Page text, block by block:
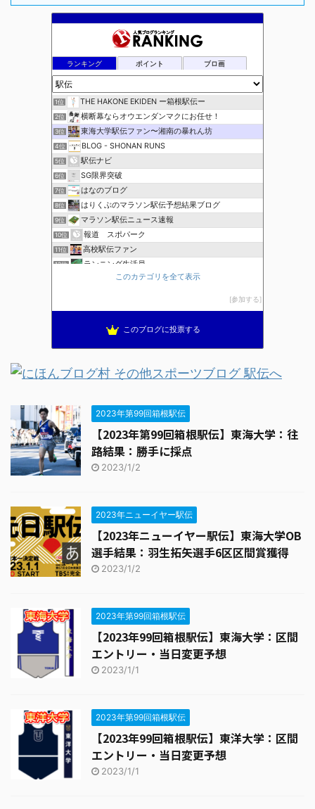
ランキング ポイント ブロ画
1位 THE HAKONE EKIDEN ー箱根駅伝ー
2位 横断幕ならオウエンダンマクにお任せ！
3位 東海大学駅伝ファン〜湘南の暴れん坊
4位 BLOG - SHONAN RUNS
5位 駅伝ナビ
6位 SG限界突破
7位 はなのブログ
8位 はりくぶのマラソン駅伝予想結果ブログ
9位 マラソン駅伝ニュース速報
10位 報道 スポパーク
11位 高校駅伝ファン
12位 ランニング生活員
ほぼニートの資格取得日記（マラソン編）
このカテゴリを全て表示
参加する
このブログに投票する
2023年第99回箱根駅伝
【2023年第99回箱根駅伝】東海大学：往
路結果：勝手に採点
2023/1/2
2023年ニューイヤー駅伝
【2023年ニューイヤー駅伝】東海大学OB
選手結果：羽生拓矢選手6区区間賞獲得
2023/1/2
2023年第99回箱根駅伝
【2023年99回箱根駅伝】東海大学：区間
エントリー・当日変更予想
2023/1/1
2023年第99回箱根駅伝
【2023年99回箱根駅伝】東洋大学：区間
エントリー・当日変更予想
2023/1/1